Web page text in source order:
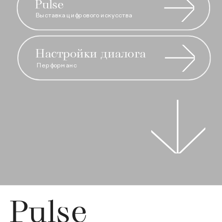
Pulse
Выставка цифрового искусства
Настройки диалога
Перформанс
Pulse